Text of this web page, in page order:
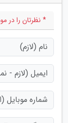
* نظرتان را در